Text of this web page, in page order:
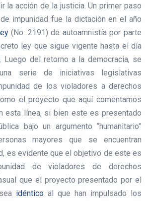
la acción de la justicia. Un primer paso
impunidad fue la dictación en el año
(No. 2191) de autoamnistía por parte
ley que sigue vigente hasta el día
Luego del retorno a la democracia, se
serie de iniciativas legislativas
de los violadores a derechos
el proyecto que aquí comentamos
esta línea, si bien este es presentado
bajo un argumento “humanitario”
mayores que se encuentran
es evidente que el objetivo de este es
de violadores de derechos
que el proyecto presentado por el
idéntico al que han impulsado los